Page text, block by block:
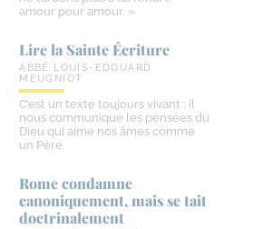
amour pour amour. »
Lire la Sainte Écriture
ABBÉ LOUIS-EDOUARD
MEUGNIOT
C’est un texte toujours vivant ; il
nous communique les pensées du
Dieu qui aime nos âmes comme
un Père.
Rome condamne
canoniquement, mais se tait
doctrinalement